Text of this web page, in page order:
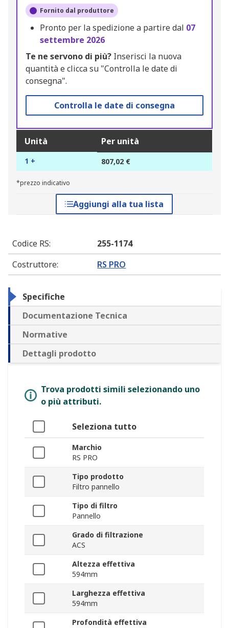
Fornito dal produttore
Pronto per la spedizione a partire dal 07
settembre 2026
Te ne servono di più? Inserisci la nuova
quantità e clicca su "Controlla le date di
consegna".
Controlla le date di consegna
Unità Per unità
1 + 807,02 €
*prezzo indicativo
Aggiungi alla tua lista
Codice RS:
255-1174
Costruttore: RS PRO
Specifiche
Documentazione Tecnica
Normative
Dettagli prodotto
Trova prodotti simili selezionando uno
o più attributi.
Seleziona tutto
Marchio
RS PRO
Tipo prodotto
Filtro pannello
Tipo di filtro
Pannello
Grado di filtrazione
ACS
Altezza effettiva
594mm
Larghezza effettiva
594mm
Profondità effettiva